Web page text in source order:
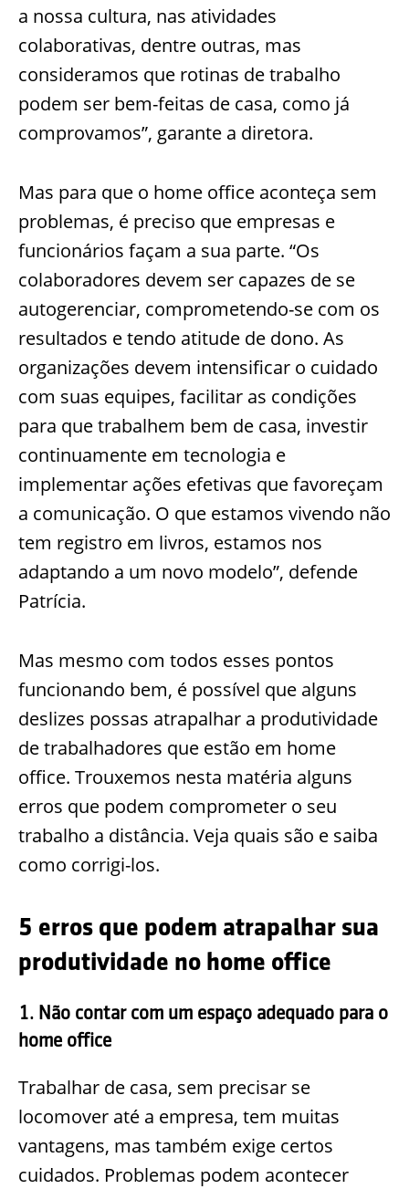
a nossa cultura, nas atividades
colaborativas, dentre outras, mas
consideramos que rotinas de trabalho
podem ser bem-feitas de casa, como já
comprovamos”, garante a diretora.
Mas para que o home office aconteça sem
problemas, é preciso que empresas e
funcionários façam a sua parte. “Os
colaboradores devem ser capazes de se
autogerenciar, comprometendo-se com os
resultados e tendo atitude de dono. As
organizações devem intensificar o cuidado
com suas equipes, facilitar as condições
para que trabalhem bem de casa, investir
continuamente em tecnologia e
implementar ações efetivas que favoreçam
a comunicação. O que estamos vivendo não
tem registro em livros, estamos nos
adaptando a um novo modelo”, defende
Patrícia.
Mas mesmo com todos esses pontos
funcionando bem, é possível que alguns
deslizes possas atrapalhar a produtividade
de trabalhadores que estão em home
office. Trouxemos nesta matéria alguns
erros que podem comprometer o seu
trabalho a distância. Veja quais são e saiba
como corrigi-los.
5 erros que podem atrapalhar sua
produtividade no home office
1. Não contar com um espaço adequado para o
home office
Trabalhar de casa, sem precisar se
locomover até a empresa, tem muitas
vantagens, mas também exige certos
cuidados. Problemas podem acontecer